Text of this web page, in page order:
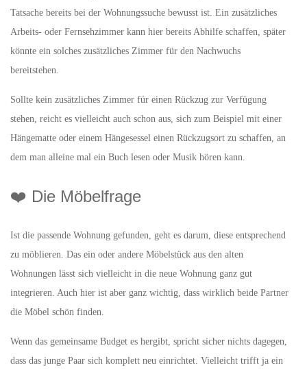
Tatsache bereits bei der Wohnungssuche bewusst ist. Ein zusätzliches
Arbeits- oder Fernsehzimmer kann hier bereits Abhilfe schaffen, später
könnte ein solches zusätzliches Zimmer für den Nachwuchs
bereitstehen.
Sollte kein zusätzliches Zimmer für einen Rückzug zur Verfügung
stehen, reicht es vielleicht auch schon aus, sich zum Beispiel mit einer
Hängematte oder einem Hängesessel einen Rückzugsort zu schaffen, an
dem man alleine mal ein Buch lesen oder Musik hören kann.
❤️ Die Möbelfrage
Ist die passende Wohnung gefunden, geht es darum, diese entsprechend
zu möblieren. Das ein oder andere Möbelstück aus den alten
Wohnungen lässt sich vielleicht in die neue Wohnung ganz gut
integrieren. Auch hier ist aber ganz wichtig, dass wirklich beide Partner
die Möbel schön finden.
Wenn das gemeinsame Budget es hergibt, spricht sicher nichts dagegen,
dass das junge Paar sich komplett neu einrichtet. Vielleicht trifft ja ein